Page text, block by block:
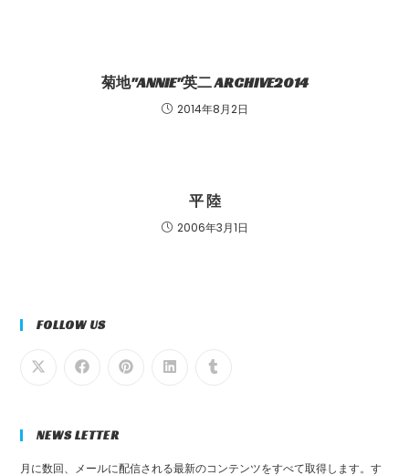
菊地"ANNIE"英二 ARCHIVE2014
2014年8月2日
平 陸
2006年3月1日
FOLLOW US
NEWS LETTER
月に数回、メールに配信される最新のコンテンツをすべて取得します。す